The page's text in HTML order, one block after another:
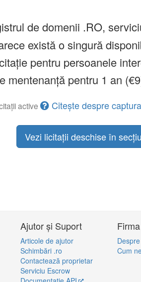
de domenii .RO,
există o singură
pentru persoanele
mentenanță pentru 1 an
active Citește despre
Vezi licitații deschise în
Ajutor și Suport
Articole de ajutor
Schimbări .ro
Contactează proprietar
Serviciu Escrow
Firma
Cum